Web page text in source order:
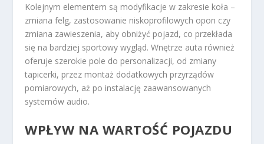
Kolejnym elementem są modyfikacje w zakresie koła –
zmiana felg, zastosowanie niskoprofilowych opon czy
zmiana zawieszenia, aby obniżyć pojazd, co przekłada
się na bardziej sportowy wygląd. Wnętrze auta również
oferuje szerokie pole do personalizacji, od zmiany
tapicerki, przez montaż dodatkowych przyrządów
pomiarowych, aż po instalację zaawansowanych
systemów audio.
WPŁYW NA WARTOŚĆ POJAZDU